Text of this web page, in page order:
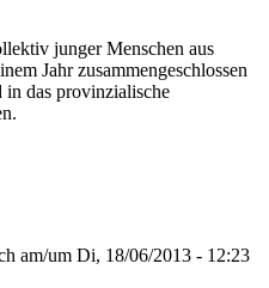
junger Menschen aus
Jahr zusammengeschlossen
das provinzialische
am/um Di, 18/06/2013 - 12:23